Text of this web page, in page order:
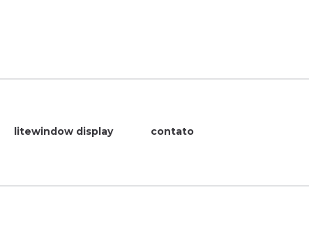
litewindow display contato